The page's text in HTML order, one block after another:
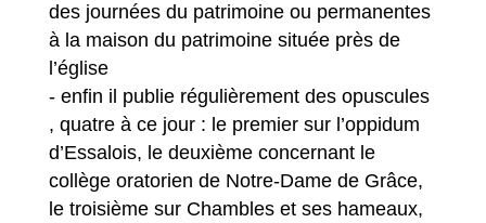
des journées du patrimoine ou permanentes
à la maison du patrimoine située près de
l’église
- enfin il publie régulièrement des opuscules
, quatre à ce jour : le premier sur l’oppidum
d’Essalois, le deuxième concernant le
collège oratorien de Notre-Dame de Grâce,
le troisième sur Chambles et ses hameaux,